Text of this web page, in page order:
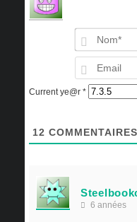
Current ye@r *
12 COMMENTAIRES
6 années